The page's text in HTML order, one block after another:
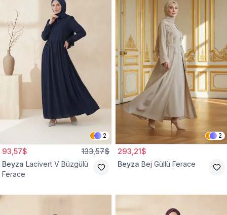
2
93,57$ 133,57$
Beyza Lacivert V Büzgülü
Ferace
2
293,21$
Beyza Bej Güllü Ferace